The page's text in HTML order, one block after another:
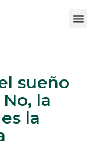
sueño
la
la